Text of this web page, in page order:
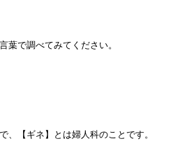
葉で調べてみてください。
、【ギネ】とは婦人科のことです。